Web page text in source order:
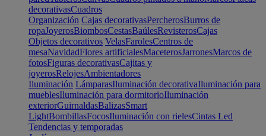
decorativasCuadros
Organización Cajas decorativasPercherosBurros de
ropaJoyerosBiombosCestasBaúlesRevisterosCajas
Objetos decorativos VelasFarolesCentros de
mesaNavidadFlores artificialesMaceterosJarronesMarcos de
fotosFiguras decorativasCajitas y
joyerosRelojesAmbientadores
Iluminación LámparasIluminación decorativaIluminación para
mueblesIluminación para dormitorioIluminación
exteriorGuirnaldasBalizasSmart
LightBombillasFocosIluminación con rielesCintas Led
Tendencias y temporadas